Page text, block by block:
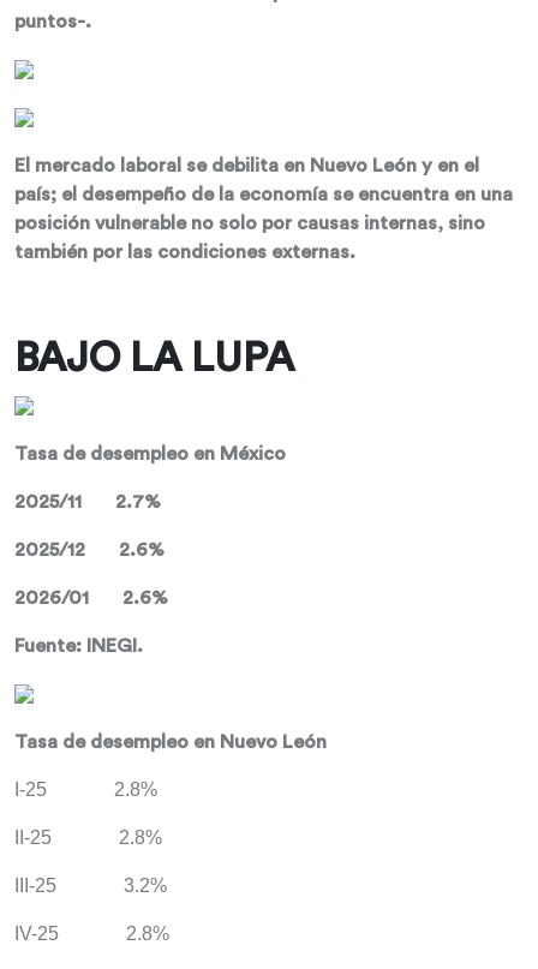
puntos-.
El mercado laboral se debilita en Nuevo León y en el
país; el desempeño de la economía se encuentra en una
posición vulnerable no solo por causas internas, sino
también por las condiciones externas.
BAJO LA LUPA
Tasa de desempleo en México
2025/11 2.7%
2025/12 2.6%
2026/01 2.6%
Fuente: INEGI.
Tasa de desempleo en Nuevo León
I-25 2.8%
II-25 2.8%
III-25 3.2%
IV-25 2.8%